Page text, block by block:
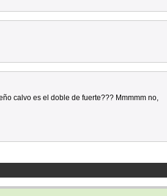
calvo es el doble de fuerte??? Mmmmm no,